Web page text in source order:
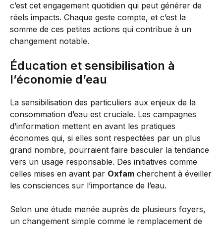
c’est cet engagement quotidien qui peut générer de
réels impacts. Chaque geste compte, et c’est la
somme de ces petites actions qui contribue à un
changement notable.
Éducation et sensibilisation à
l’économie d’eau
La sensibilisation des particuliers aux enjeux de la
consommation d’eau est cruciale. Les campagnes
d’information mettent en avant les pratiques
économes qui, si elles sont respectées par un plus
grand nombre, pourraient faire basculer la tendance
vers un usage responsable. Des initiatives comme
celles mises en avant par Oxfam cherchent à éveiller
les consciences sur l’importance de l’eau.
Selon une étude menée auprès de plusieurs foyers,
un changement simple comme le remplacement de